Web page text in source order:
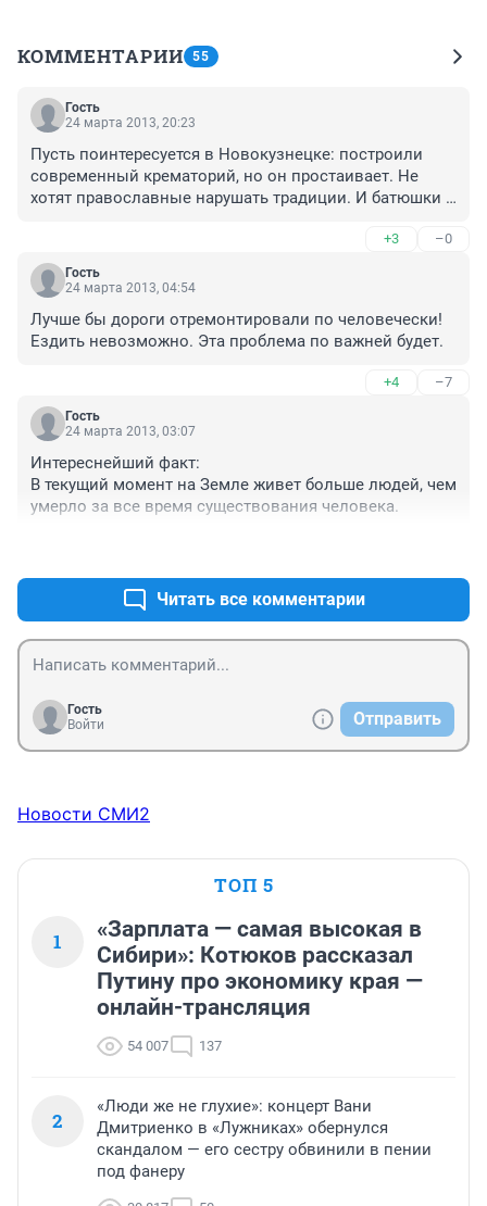
КОММЕНТАРИИ 55
Гость
24 марта 2013, 20:23
Пусть поинтересуется в Новокузнецке: построили
современный крематорий, но он простаивает. Не
хотят православные нарушать традиции. И батюшки
+3 –0
Гость
24 марта 2013, 04:54
Лучше бы дороги отремонтировали по человечески!
Ездить невозможно. Эта проблема по важней будет.
+4 –7
Гость
24 марта 2013, 03:07
Интереснейший факт:
В текущий момент на Земле живет больше людей, чем
умерло за все время существования человека.
Читать все комментарии
Гость
Войти
Отправить
Новости СМИ2
ТОП 5
1
«Зарплата — самая высокая в
Сибири»: Котюков рассказал
Путину про экономику края —
онлайн-трансляция
54 007 137
2
«Люди же не глухие»: концерт Вани
Дмитриенко в «Лужниках» обернулся
скандалом — его сестру обвинили в пении
под фанеру